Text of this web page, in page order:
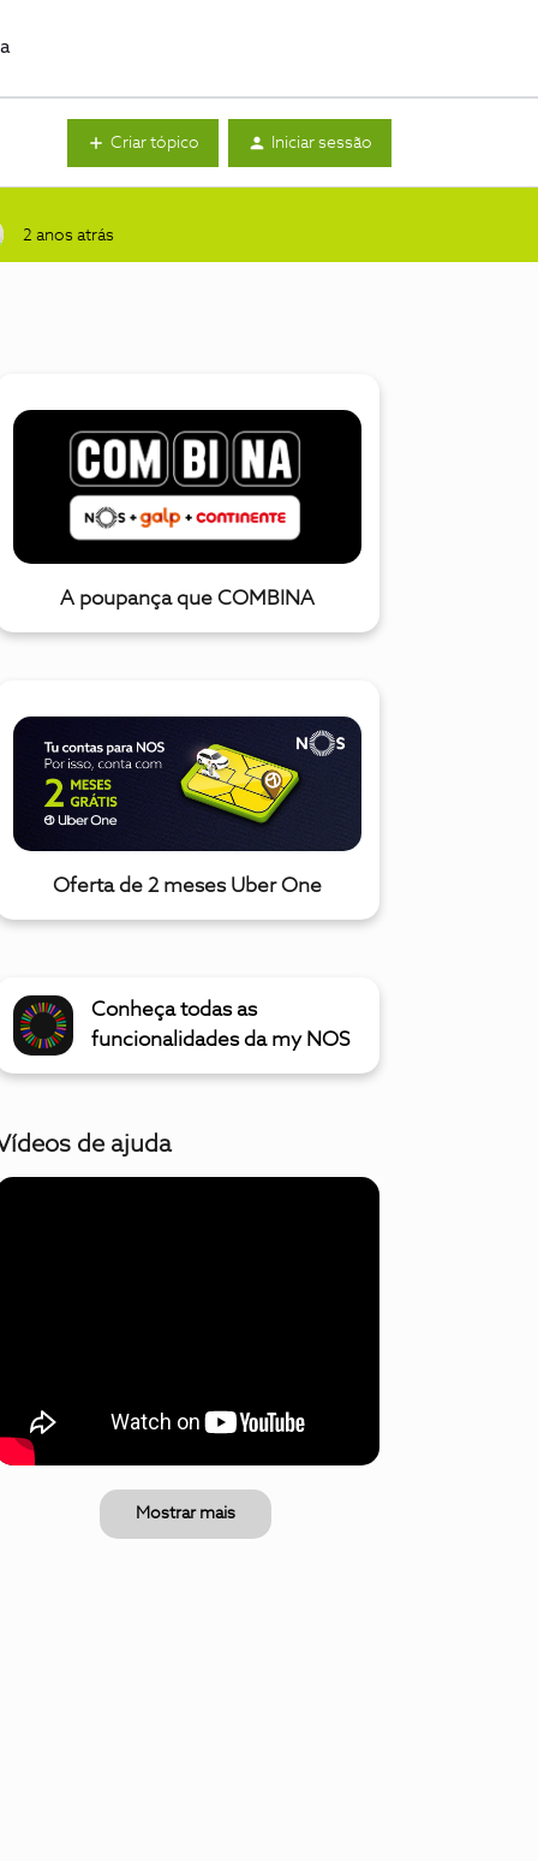
Criar tópico Iniciar sessão
2 anos atrás
A poupança que COMBINA
Oferta de 2 meses Uber One
Conheça todas as
funcionalidades da my NOS
de ajuda
Mostrar mais